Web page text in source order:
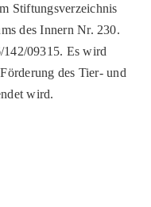
Stiftungsverzeichnis
des Innern Nr. 230.
142/09315. Es wird
des Tier- und
wird.